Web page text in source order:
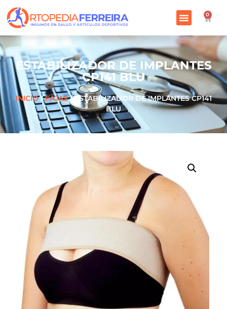
0
ESTABILIZADOR DE IMPLANTES
CP141 BLU
INICIO/FAJAS/ ESTABILIZADOR DE IMPLANTES CP141
BLU